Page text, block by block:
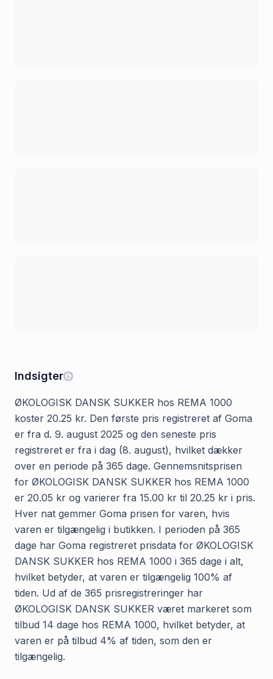
Indsigter
ØKOLOGISK DANSK SUKKER hos REMA 1000
koster 20.25 kr. Den første pris registreret af Goma
er fra d. 9. august 2025 og den seneste pris
registreret er fra i dag (8. august), hvilket dækker
over en periode på 365 dage. Gennemsnitsprisen
for ØKOLOGISK DANSK SUKKER hos REMA 1000
er 20.05 kr og varierer fra 15.00 kr til 20.25 kr i pris.
Hver nat gemmer Goma prisen for varen, hvis
varen er tilgængelig i butikken. I perioden på 365
dage har Goma registreret prisdata for ØKOLOGISK
DANSK SUKKER hos REMA 1000 i 365 dage i alt,
hvilket betyder, at varen er tilgængelig 100% af
tiden. Ud af de 365 prisregistreringer har
ØKOLOGISK DANSK SUKKER været markeret som
tilbud 14 dage hos REMA 1000, hvilket betyder, at
varen er på tilbud 4% af tiden, som den er
tilgængelig.